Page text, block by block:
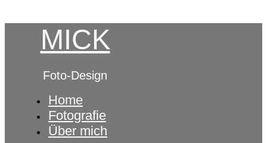
MICK
Foto-Design
Home
Fotografie
Über mich